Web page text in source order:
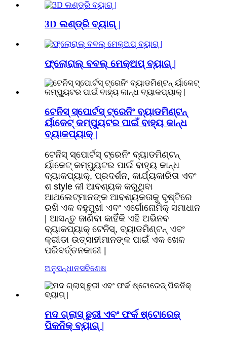
3D ଲଣ୍ଡ୍ରି ବ୍ୟାଗ୍ |
ଫ୍ଲୋରାଲ୍ ବବଲ୍ ମେକ୍ଅପ୍ ବ୍ୟାଗ୍ |
ଟେନିସ୍ ସ୍ପୋର୍ଟସ୍ ଟ୍ରେନିଂ ବ୍ୟାଡମିଣ୍ଟନ୍
ର୍ୟାକେଟ୍ କମ୍ପ୍ୟୁଟର ପାଇଁ ବାହ୍ୟ କାନ୍ଧ
ବ୍ୟାକପ୍ୟାକ୍ |
ଟେନିସ୍ ସ୍ପୋର୍ଟସ୍ ଟ୍ରେନିଂ ବ୍ୟାଡମିଣ୍ଟନ୍
ର୍ୟାକେଟ୍ କମ୍ପ୍ୟୁଟର ପାଇଁ ବାହ୍ୟ କାନ୍ଧ
ବ୍ୟାକପ୍ୟାକ୍, ପ୍ରଦର୍ଶନ, କାର୍ଯ୍ୟକାରିତା ଏବଂ
ଶ style ଳୀ ଆବଶ୍ୟକ କରୁଥିବା
ଆଥଲେଟ୍ମାନଙ୍କ ଆବଶ୍ୟକତାକୁ ଦୃଷ୍ଟିରେ
ରଖି ଏକ ବହୁମୁଖୀ ଏବଂ ଏର୍ଗୋନୋମିକ୍ ସମାଧାନ
| ଆସନ୍ତୁ ଜାଣିବା କାହିଁକି ଏହି ଅଭିନବ
ବ୍ୟାକପ୍ୟାକ୍ ଟେନିସ୍, ବ୍ୟାଡମିଣ୍ଟନ୍ ଏବଂ
କ୍ରୀଡା ଉତ୍ସାହୀମାନଙ୍କ ପାଇଁ ଏକ ଖେଳ
ପରିବର୍ତ୍ତନକାରୀ |
ଅନୁସନ୍ଧାନସବିଶେଷ
ମଦ ଗ୍ଲାସ୍ ଛୁରୀ ଏବଂ ଫର୍କ ଷ୍ଟୋରେଜ୍
ପିକନିକ୍ ବ୍ୟାଗ୍ |